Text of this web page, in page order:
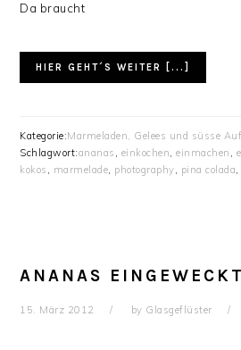
Da braucht
HIER GEHT´S WEITER [...]
Kategorie:Marmeladen, Gelees und süsse
Schlagwort:ananas , einkochen,einmachen ,
kokos , marmelade, photography, pina colada,
ANANAS EINGEWECKT
15. März 2012 by Glasgeflüster